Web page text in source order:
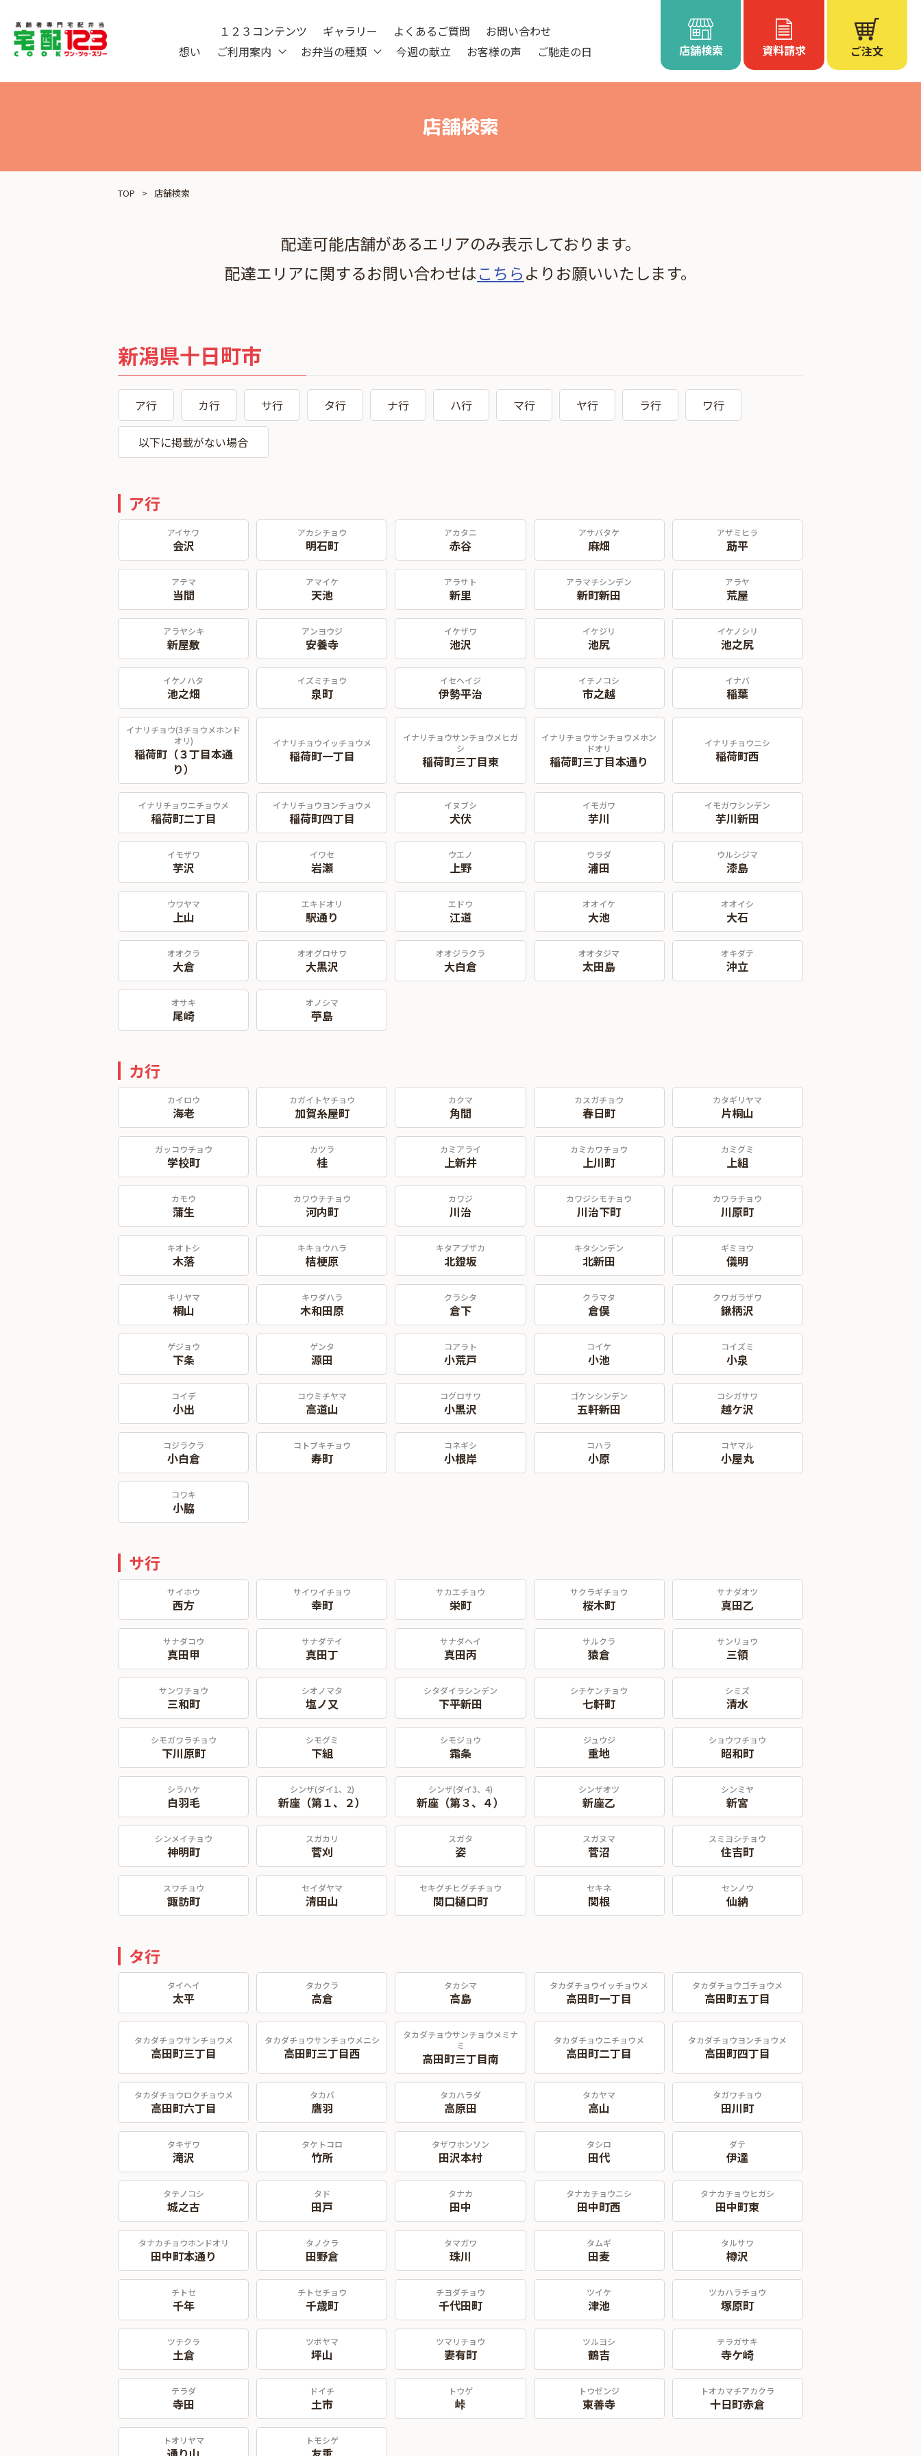
想い ご利用案内 お弁当の種類 今週の献立 お客様の声 ご馳走の日
１２３コンテンツ ギャラリー よくあるご質問
お問い合わせ
店舗検索
資料請求 ご注文
店舗検索
TOP 店舗検索
配達可能店舗があるエリアのみ表示しております。
配達エリアに関するお問い合わせはこちらよりお願いいたします。
新潟県十日町市
ア行 カ行 サ行 タ行 ナ行 ハ行 マ行 ヤ行 ラ行 ワ行
以下に掲載がない場合
ア行
アイサワ
会沢
アカシチョウ
明石町
アカタニ
赤谷
アサバタケ
麻畑
アザミヒラ
莇平
アテマ
当間
アマイケ
天池
アラサト
新里
アラマチシンデン
新町新田
アラヤ
荒屋
アラヤシキ
新屋敷
アンヨウジ
安養寺
イケザワ
池沢
イケジリ
池尻
イケノシリ
池之尻
イケノハタ
池之畑
イズミチョウ
泉町
イセヘイジ
伊勢平治
イチノコシ
市之越
イナバ
稲葉
イナリチョウ(3チョウメホンド
オリ)
稲荷町（３丁目本通
り）
イナリチョウイッチョウメ
稲荷町一丁目
イナリチョウサンチョウメヒガ
シ
稲荷町三丁目東
イナリチョウサンチョウメホン
ドオリ
稲荷町三丁目本通り
イナリチョウニシ
稲荷町西
イナリチョウニチョウメ
稲荷町二丁目
イナリチョウヨンチョウメ
稲荷町四丁目
イヌブシ
犬伏
イモガワ
芋川
イモガワシンデン
芋川新田
イモザワ
芋沢
イワセ
岩瀬
ウエノ
上野
ウラダ
浦田
ウルシジマ
漆島
ウワヤマ
上山
エキドオリ
駅通り
エドウ
江道
オオイケ
大池
オオイシ
大石
オオクラ
大倉
オオグロサワ
大黒沢
オオジラクラ
大白倉
オオタジマ
太田島
オキダテ
沖立
オサキ
尾崎
オノシマ
苧島
カ行
カイロウ
海老
カガイトヤチョウ
加賀糸屋町
カクマ
角間
カスガチョウ
春日町
カタギリヤマ
片桐山
ガッコウチョウ
学校町
カツラ
桂
カミアライ
上新井
カミカワチョウ
上川町
カミグミ
上組
カモウ
蒲生
カワウチチョウ
河内町
カワジ
川治
カワジシモチョウ
川治下町
カワラチョウ
川原町
キオトシ
木落
キキョウハラ
桔梗原
キタアブザカ
北鐙坂
キタシンデン
北新田
ギミヨウ
儀明
キリヤマ
桐山
キワダハラ
木和田原
クラシタ
倉下
クラマタ
倉俣
クワガラザワ
鍬柄沢
ゲジョウ
下条
ゲンタ
源田
コアラト
小荒戸
コイケ
小池
コイズミ
小泉
コイデ
小出
コウミチヤマ
高道山
コグロサワ
小黒沢
ゴケンシンデン
五軒新田
コシガサワ
越ケ沢
コジラクラ
小白倉
コトブキチョウ
寿町
コネギシ
小根岸
コハラ
小原
コヤマル
小屋丸
コワキ
小脇
サ行
サイホウ
西方
サイワイチョウ
幸町
サカエチョウ
栄町
サクラギチョウ
桜木町
サナダオツ
真田乙
サナダコウ
真田甲
サナダテイ
真田丁
サナダヘイ
真田丙
サルクラ
猿倉
サンリョウ
三領
サンワチョウ
三和町
シオノマタ
塩ノ又
シタダイラシンデン
下平新田
シチケンチョウ
七軒町
シミズ
清水
シモガワラチョウ
下川原町
シモグミ
下組
シモジョウ
霜条
ジュウジ
重地
ショウワチョウ
昭和町
シラハケ
白羽毛
シンザ(ダイ1、2)
新座（第１、２）
シンザ(ダイ3、4)
新座（第３、４）
シンザオツ
新座乙
シンミヤ
新宮
シンメイチョウ
神明町
スガカリ
菅刈
スガタ
姿
スガヌマ
菅沼
スミヨシチョウ
住吉町
スワチョウ
諏訪町
セイダヤマ
清田山
セキグチヒグチチョウ
関口樋口町
セキネ
関根
センノウ
仙納
タ行
タイヘイ
太平
タカクラ
高倉
タカシマ
高島
タカダチョウイッチョウメ
高田町一丁目
タカダチョウゴチョウメ
高田町五丁目
タカダチョウサンチョウメ
高田町三丁目
タカダチョウサンチョウメニシ
高田町三丁目西
タカダチョウサンチョウメミナ
ミ
高田町三丁目南
タカダチョウニチョウメ
高田町二丁目
タカダチョウヨンチョウメ
高田町四丁目
タカダチョウロクチョウメ
高田町六丁目
タカバ
鷹羽
タカハラダ
高原田
タカヤマ
高山
タガワチョウ
田川町
タキザワ
滝沢
タケトコロ
竹所
タザワホンソン
田沢本村
タシロ
田代
ダテ
伊達
タテノコシ
城之古
タド
田戸
タナカ
田中
タナカチョウニシ
田中町西
タナカチョウヒガシ
田中町東
タナカチョウホンドオリ
田中町本通り
タノクラ
田野倉
タマガワ
珠川
タムギ
田麦
タルサワ
樽沢
チトセ
千年
チトセチョウ
千歳町
チヨダチョウ
千代田町
ツイケ
津池
ツカハラチョウ
塚原町
ツチクラ
土倉
ツボヤマ
坪山
ツマリチョウ
妻有町
ツルヨシ
鶴吉
テラガサキ
寺ケ崎
テラダ
寺田
ドイチ
土市
トウゲ
峠
トウゼンジ
東善寺
トオカマチアカクラ
十日町赤倉
トオリヤマ トモシゲ